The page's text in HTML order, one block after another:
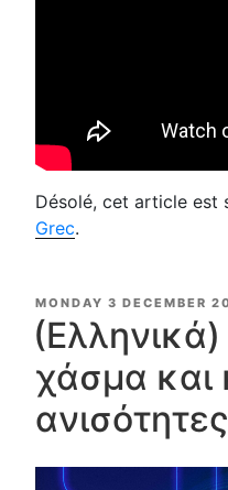
Désolé, cet article est
Grec.
POSTED
ON
MONDAY 3 DECEMBER
χάσμα και